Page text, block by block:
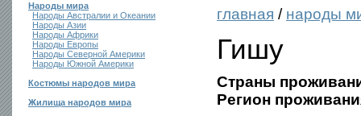
Народы мира
Народы Австралии и Океании
Народы Азии
Народы Африки
Народы Европы
Народы Северной Америки
Народы Южной Америки
Костюмы народов мира
Жилища народов мира
главная / народы
Гишу
Страны
Регион